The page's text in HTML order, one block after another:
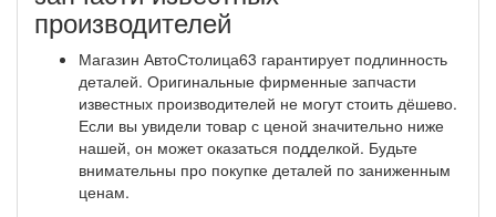
производителей
Магазин АвтоСтолица63 гарантирует подлинность
деталей. Оригинальные фирменные запчасти
известных производителей не могут стоить дёшево.
Если вы увидели товар с ценой значительно ниже
нашей, он может оказаться подделкой. Будьте
внимательны про покупке деталей по заниженным
ценам.